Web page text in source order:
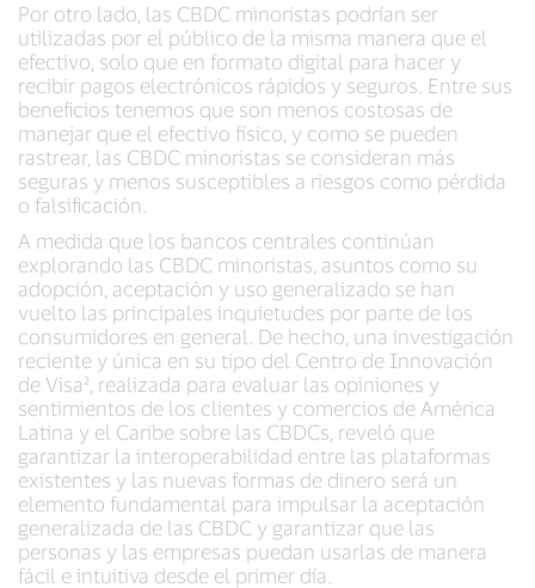
Por otro lado, las CBDC minoristas podrían ser
utilizadas por el público de la misma manera que el
efectivo, solo que en formato digital para hacer y
recibir pagos electrónicos rápidos y seguros. Entre sus
beneficios tenemos que son menos costosas de
manejar que el efectivo físico, y como se pueden
rastrear, las CBDC minoristas se consideran más
seguras y menos susceptibles a riesgos como pérdida
o falsificación.
A medida que los bancos centrales continúan
explorando las CBDC minoristas, asuntos como su
adopción, aceptación y uso generalizado se han
vuelto las principales inquietudes por parte de los
consumidores en general. De hecho, una investigación
reciente y única en su tipo del Centro de Innovación
de Visa², realizada para evaluar las opiniones y
sentimientos de los clientes y comercios de América
Latina y el Caribe sobre las CBDCs, reveló que
garantizar la interoperabilidad entre las plataformas
existentes y las nuevas formas de dinero será un
elemento fundamental para impulsar la aceptación
generalizada de las CBDC y garantizar que las
personas y las empresas puedan usarlas de manera
fácil e intuitiva desde el primer día.